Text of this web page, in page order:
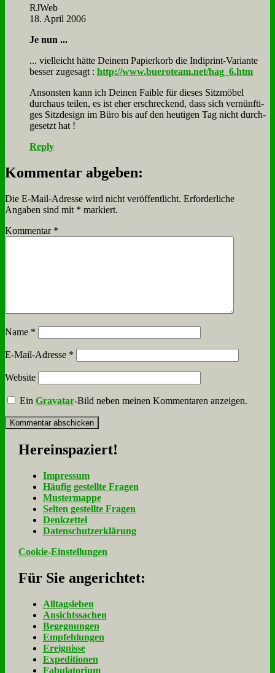
RJ­Web
18. April 2006
Je nun ...
... viel­leicht hät­te Dei­nem Pa­pier­korb die In­di­print-Va­ri­an­te
bes­ser zu­ge­sagt : http://www.bueroteam.net/hag_6.htm
An­son­sten kann ich Dei­nen Fai­ble für die­ses Sitz­mö­bel
durch­aus tei­len, es ist eher er­schreckend, dass sich ver­nünf­ti­
ges Sitz­de­sign im Bü­ro bis auf den heu­ti­gen Tag nicht durch­
ge­setzt hat !
Reply
Kommentar abgeben:
Die E-Mail-Adresse wird nicht veröffentlicht. Erforderliche
Angaben sind mit * markiert.
Kommentar *
Name *
E-Mail-Adresse *
Website
EinGravatar-Bild neben meinen Kommentaren anzeigen.
Her­ein­spa­ziert!
Im­pres­sum
Häu­fig ge­stell­te Fra­gen
Mu­ster­map­pe
Sel­ten ge­stell­te Fra­gen
Denk­zet­tel
Da­ten­schutz­er­klä­rung
Cookie-Einstellungen
Für Sie an­ge­rich­tet:
Alltagsleben
Ansichtssachen
Begegnungen
Empfehlungen
Ereignisse
Expeditionen
Fabulatorium